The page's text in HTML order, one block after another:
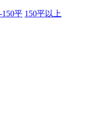
150平 150平以上